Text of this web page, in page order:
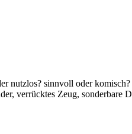
nutzlos? sinnvoll oder
verrücktes Zeug,